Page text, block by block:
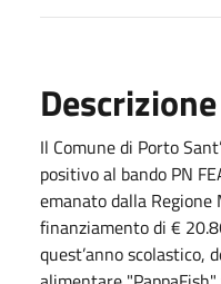
Descrizione
Il Comune di Porto
positivo al bando PN
emanato dalla
finanziamento di €
quest’anno scolastico,